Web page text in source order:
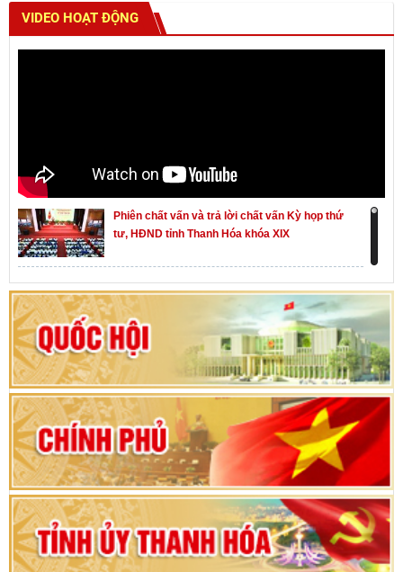
VIDEO HOẠT ĐỘNG
Phiên chất vấn và trả lời chất vấn Kỳ họp thứ
tư, HĐND tỉnh Thanh Hóa khóa XIX
Khai mạc kỳ họp thứ Nhất, Quốc hội khóa XVI
Hướng dẫn quy trình bỏ phiếu bầu cử ĐBQH
khoá XVI và đại biểu HĐND các cấp nhiệm kỳ
2026-2031
80 năm Quốc hội Việt Nam: vì lợi ích Nhân dân,
vì sự phát triển của đất nước
Bộ Chính trị duyệt nội dung Đại hội đại biểu
Đảng bộ tỉnh Thanh Hóa lần thứ XX, nhiệm kỳ
2025 - 2030
Đại hội đại biểu Đảng bộ xã Yên Thọ lần thứ I,